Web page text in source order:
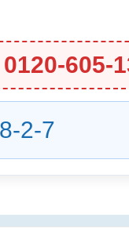
0120-605-
2-7